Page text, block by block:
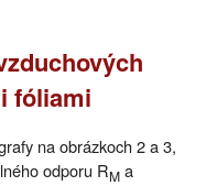
fóliami
na obrázkoch 2 a 3,
odporu RM a